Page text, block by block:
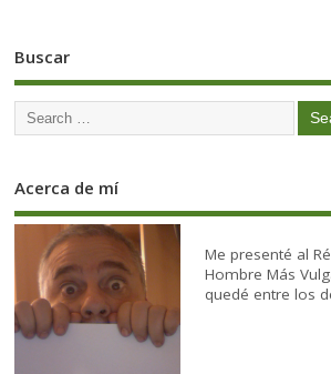
Buscar
Acerca de mí
Me presenté al
Hombre Más
quedé entre los